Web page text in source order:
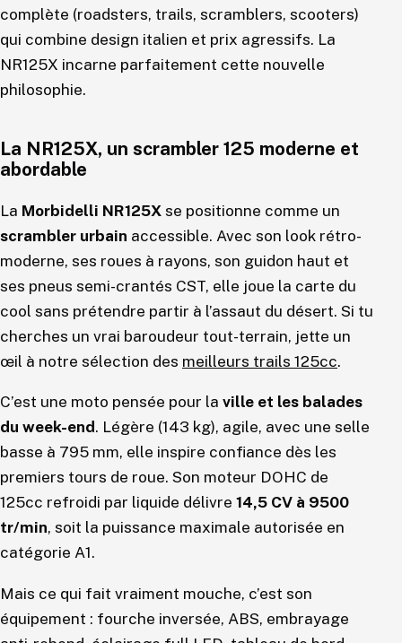
complète (roadsters, trails, scramblers, scooters)
qui combine design italien et prix agressifs. La
NR125X incarne parfaitement cette nouvelle
philosophie.
La NR125X, un scrambler 125 moderne et
abordable
La Morbidelli NR125X se positionne comme un
scrambler urbain accessible. Avec son look rétro-
moderne, ses roues à rayons, son guidon haut et
ses pneus semi-crantés CST, elle joue la carte du
cool sans prétendre partir à l’assaut du désert. Si tu
cherches un vrai baroudeur tout-terrain, jette un
œil à notre sélection des meilleurs trails 125cc.
C’est une moto pensée pour la ville et les balades
du week-end. Légère (143 kg), agile, avec une selle
basse à 795 mm, elle inspire confiance dès les
premiers tours de roue. Son moteur DOHC de
125cc refroidi par liquide délivre 14,5 CV à 9500
tr/min, soit la puissance maximale autorisée en
catégorie A1.
Mais ce qui fait vraiment mouche, c’est son
équipement : fourche inversée, ABS, embrayage